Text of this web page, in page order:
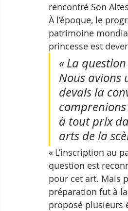
rencontré Son
À l’époque, le
patrimoine
princesse est
« La
Nous avions
devais la
à tout prix
arts de la
« L’inscription au
question est
pour cet art. Mais
préparation fut à
proposé plusieurs